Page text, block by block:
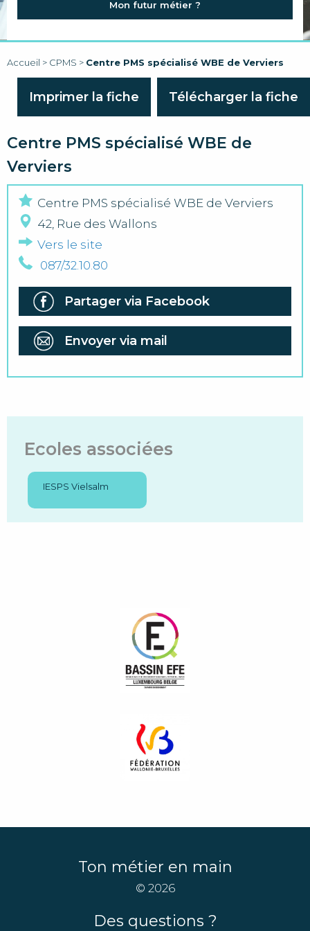
LIENS
Mon futur métier ?
Accueil > CPMS > Centre PMS spécialisé WBE de Verviers
Centre PMS spécialisé WBE de
Verviers
Centre PMS spécialisé WBE de Verviers
42, Rue des Wallons
Vers le site
087/32.10.80
Partager via Facebook
Envoyer via mail
Imprimer la fiche Télécharger la fiche
Ecoles associées
IESPS Vielsalm
Ton métier en main
© 2026
Des questions ?